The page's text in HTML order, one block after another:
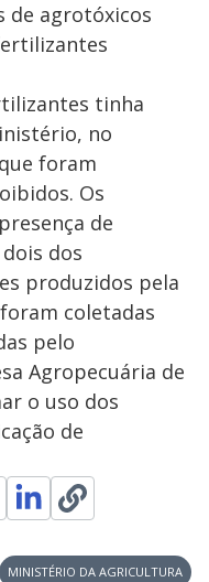
de agrotóxicos
tinha
no
foram
Os
de
dos
produzidos pela
coletadas
pelo
Agropecuária de
o uso dos
de
MINISTÉRIO DA AGRICULTURA